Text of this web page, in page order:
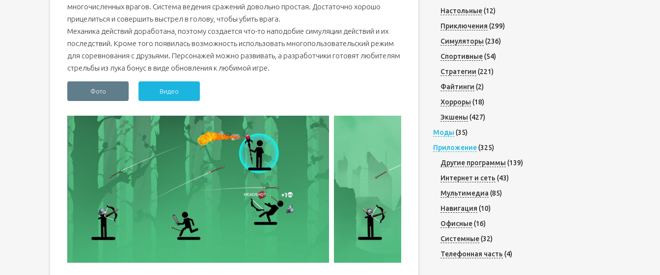
многочисленных врагов. Система ведения сражений довольно простая. Достаточно хорошо
прицелиться и совершить выстрел в голову, чтобы убить врага.
Механика действий доработана, поэтому создается что-то наподобие симуляции действий и их
последствий. Кроме того появилась возможность использовать многопользовательский режим
для соревнования с друзьями. Персонажей можно развивать, а разработчики готовят любителям
стрельбы из лука бонус в виде обновления к любимой игре.
Фото Видео
Настольные(12)
Приключения (299)
Симуляторы (236)
Спортивные(54)
Стратегии (221)
Файтинги (2)
Хорроры (18)
Экшены (427)
Моды (35)
Приложение(325)
Другие программы (139)
Интернет и сеть (43)
Мультимедиа (85)
Навигация (10)
Офисные(16)
Системные(32)
Телефонная часть (4)